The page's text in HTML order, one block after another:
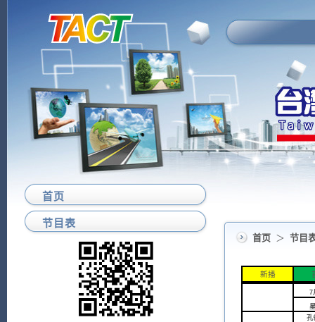
首页 ＞ 节目
新播
7
孔
首页
节目表